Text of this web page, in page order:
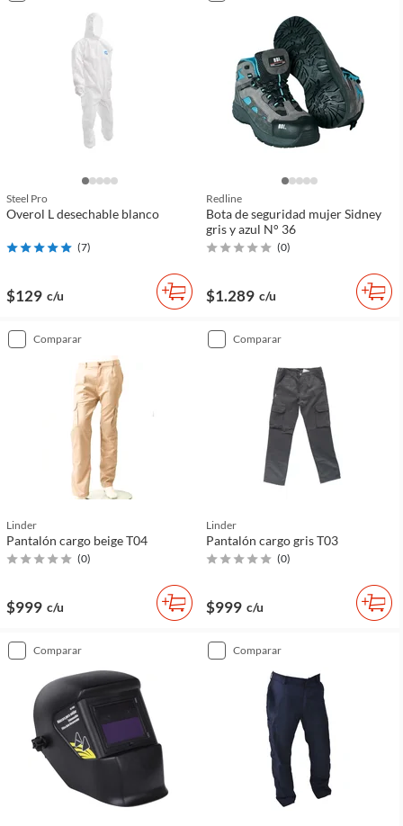
Steel Pro
Overol L desechable blanco
(7)
$129 c/u
Redline
Bota de seguridad mujer Sidney
gris y azul N° 36
(0)
$1.289 c/u
comparar
Linder
Pantalón cargo beige T04
(0)
$999 c/u
comparar
Linder
Pantalón cargo gris T03
(0)
$999 c/u
comparar comparar